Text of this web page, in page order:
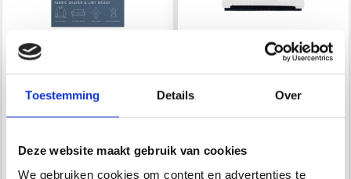
Toestemming Details Over
Deze website maakt gebruik van cookies
We gebruiken cookies om content en advertenties te
Aantal
GLEENER WOLLEN KAM